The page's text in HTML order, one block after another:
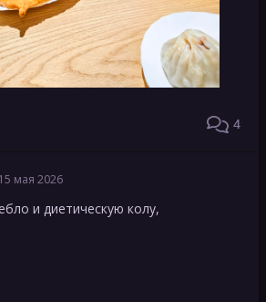
4
15 мая 2026
и диетическую колу,